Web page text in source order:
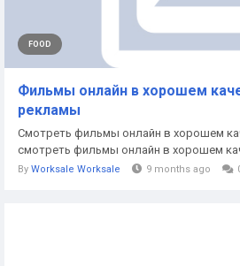
FOOD
Фильмы онлайн в хорошем
рекламы
Смотреть фильмы онлайн в хорошем
смотреть фильмы онлайн в хорошем
By Worksale Worksale 9 months ago